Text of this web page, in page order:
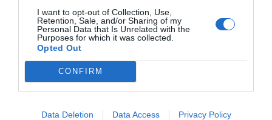
I want to opt-out of Collection, Use,
Retention, Sale, and/or Sharing of my
Personal Data that Is Unrelated with the
Purposes for which it was collected.
Opted Out
CONFIRM
Data Deletion Data Access Privacy Policy